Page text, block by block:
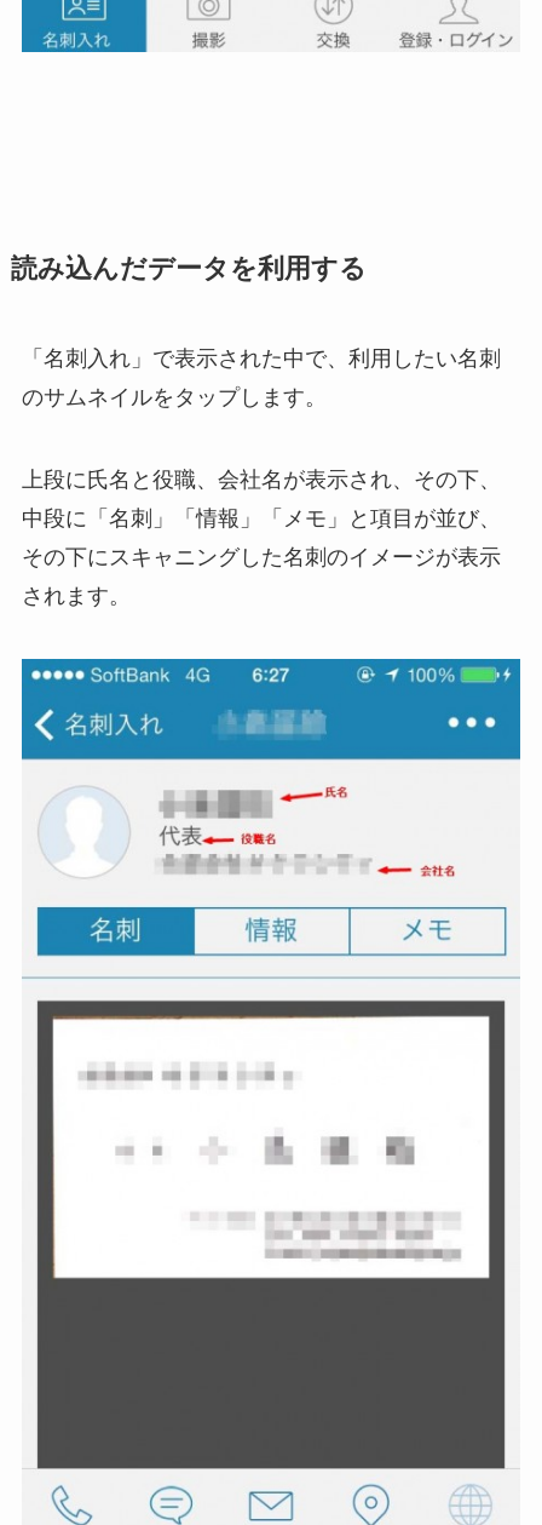
読み込んだデータを利用する
「名刺入れ」で表示された中で、利用したい名刺
のサムネイルをタップします。
上段に氏名と役職、会社名が表示され、その下、
中段に「名刺」「情報」「メモ」と項目が並び、
その下にスキャニングした名刺のイメージが表示
されます。